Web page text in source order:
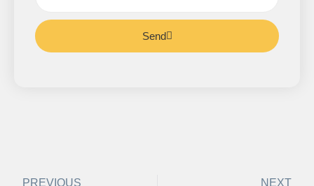
Send
PREVIOUS NEXT